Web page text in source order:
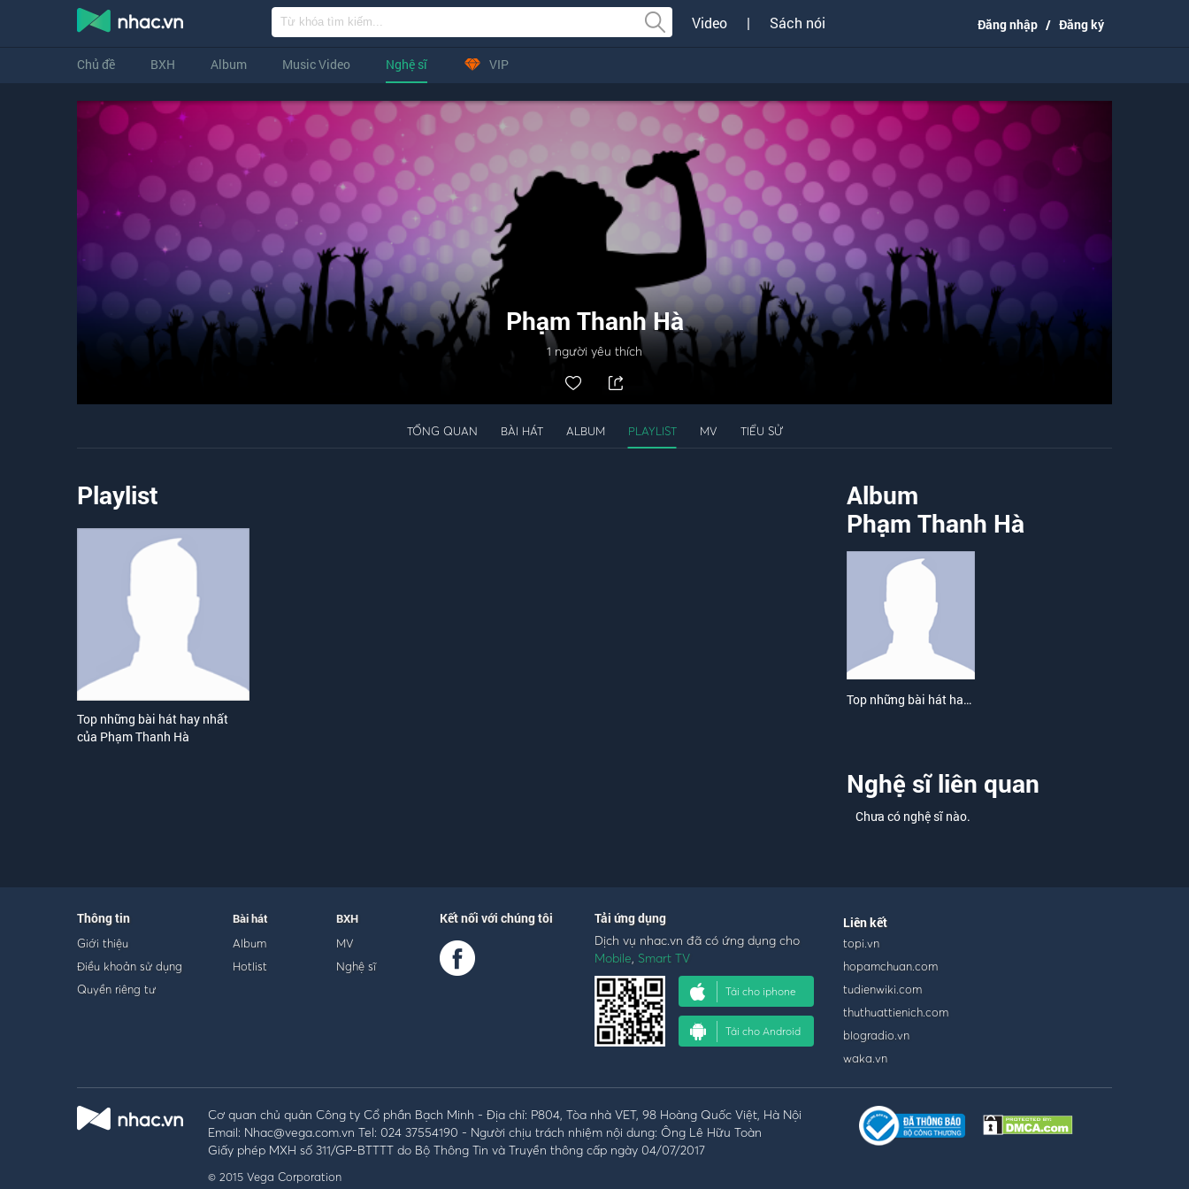
Video | Sách nói Đăng nhập / Đăng ký
Chủ đề BXH Album Music Video Nghệ sĩ VIP
Phạm Thanh Hà
1 người yêu thích
TỔNG QUAN BÀI HÁT ALBUM PLAYLIST MV TIỂU SỬ
Playlist
Top những bài hát hay nhất
của Phạm Thanh Hà
Album
Phạm Thanh Hà
Top những bài hát hay nhất của Phạm Thanh Hà
Nghệ sĩ liên quan
Chưa có nghệ sĩ nào.
Thông tin
Giới thiệu
Điều khoản sử dụng
Quyền riêng tư
Bài hát
Album
Hotlist
BXH
MV
Nghệ sĩ
Kết nối với chúng tôi Tải ứng dụng
Dịch vụ nhac.vn đã có ứng dụng cho
Mobile, Smart TV
Tải cho iphone
Tải cho Android
Liên kết
topi.vn
hopamchuan.com
tudienwiki.com
thuthuattienich.com
blogradio.vn
waka.vn
Cơ quan chủ quản Công ty Cổ phần Bạch Minh - Địa chỉ: P804, Tòa nhà VET, 98 Hoàng Quốc Việt, Hà Nội
Email: Nhac@vega.com.vn Tel: 024 37554190 - Người chịu trách nhiệm nội dung: Ông Lê Hữu Toàn
Giấy phép MXH số 311/GP-BTTTT do Bộ Thông Tin và Truyền thông cấp ngày 04/07/2017
© 2015 Vega Corporation